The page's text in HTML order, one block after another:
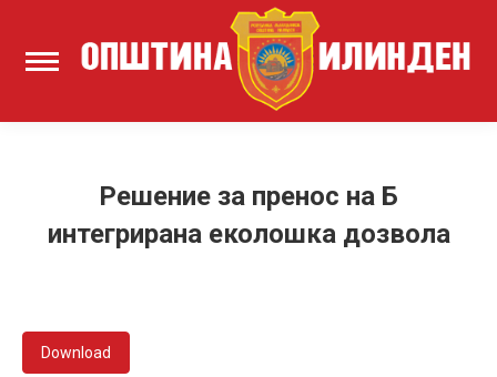
Решение за пренос на Б
интегрирана еколошка дозвола
Download